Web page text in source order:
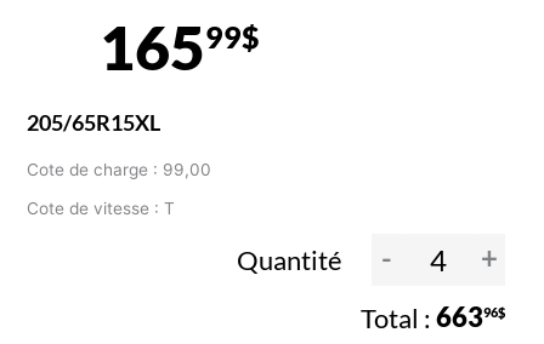
16599$
205/65R15XL
Cote de charge : 99,00
Cote de vitesse : T
Quantité - +
66396$